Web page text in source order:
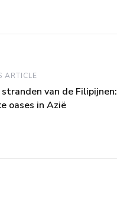
ARTICLE
van de Filipijnen:
oases in Azië